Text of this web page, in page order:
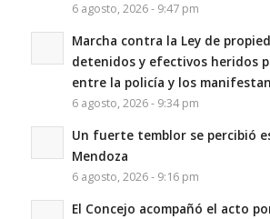
6 agosto, 2026 - 9:47 pm
Marcha contra la Ley de
detenidos y efectivos heridos
entre la policía y los
6 agosto, 2026 - 9:34 pm
Un fuerte temblor se percibió
Mendoza
6 agosto, 2026 - 9:16 pm
El Concejo acompañó el acto